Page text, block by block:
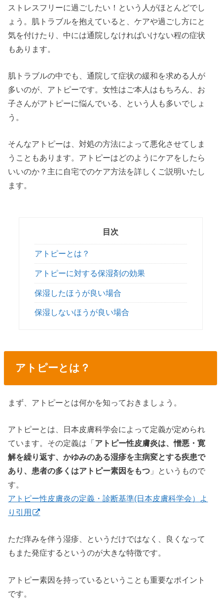
ストレスフリーに過ごしたい！という人がほとんどでし
ょう。肌トラブルを抱えていると、ケアや過ごし方にと
気を付けたり、中には通院しなければいけない程の症状
もあります。
肌トラブルの中でも、通院して症状の緩和を求める人が
多いのが、アトピーです。女性はご本人はもちろん、お
子さんがアトピーに悩んでいる、という人も多いでしょ
う。
そんなアトピーは、対処の方法によって悪化させてしま
うこともあります。アトピーはどのようにケアをしたら
いいのか？主に自宅でのケア方法を詳しくご説明いたし
ます。
目次
アトピーとは？
アトピーに対する保湿剤の効果
保湿したほうが良い場合
保湿しないほうが良い場合
アトピーとは？
まず、アトピーとは何かを知っておきましょう。
アトピーとは、日本皮膚科学会によって定義が定められ
ています。その定義は「アトピー性皮膚炎は、憎悪・寛
解を繰り返す、かゆみのある湿疹を主病変とする疾患で
あり、患者の多くはアトピー素因をもつ 」というもので
す。
アトピー性皮膚炎の定義・診断基準(日本皮膚科学会）よ
り引用
ただ痒みを伴う湿疹、というだけではなく、良くなって
もまた発症するというのが大きな特徴です。
アトピー素因を持っているということも重要なポイント
です。